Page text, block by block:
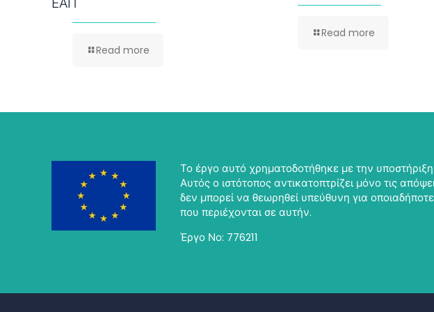
Read more
Read more
Το έργο αυτό χρηματοδοτήθηκε με την
Αυτός ο ιστότοπος αντικατοπτρίζει μόνο τις
δεν μπορεί να θεωρηθεί υπεύθυνη για
που περιέχονται σε αυτήν.
Έργο Νο: 776211